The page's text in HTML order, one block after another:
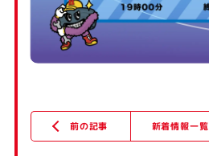
前の記事 新着情報一覧